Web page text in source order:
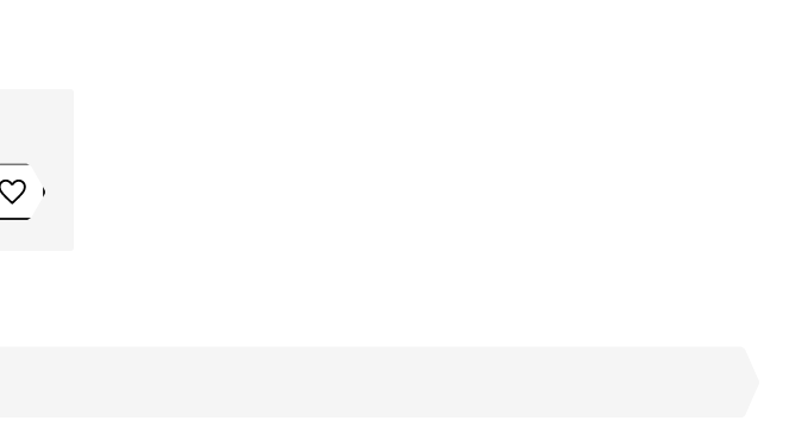
Toevoegen aan verlanglijstje